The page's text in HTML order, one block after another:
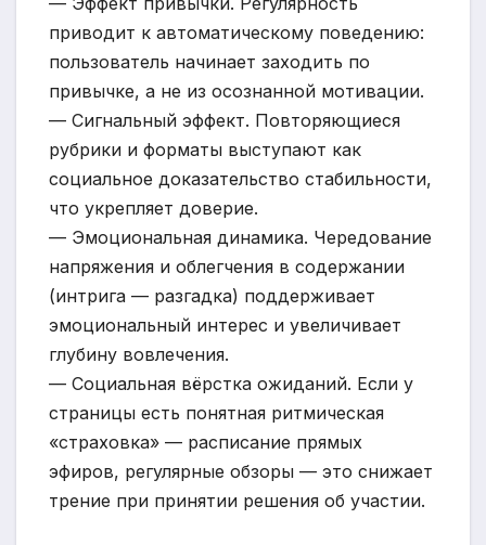
приводит к автоматическому поведению:
пользователь начинает заходить по
привычке, а не из осознанной мотивации.
— Сигнальный эффект. Повторяющиеся
рубрики и форматы выступают как
социальное доказательство стабильности,
что укрепляет доверие.
— Эмоциональная динамика. Чередование
напряжения и облегчения в содержании
(интрига — разгадка) поддерживает
эмоциональный интерес и увеличивает
глубину вовлечения.
— Социальная вёрстка ожиданий. Если у
страницы есть понятная ритмическая
«страховка» — расписание прямых
эфиров, регулярные обзоры — это снижает
трение при принятии решения об участии.